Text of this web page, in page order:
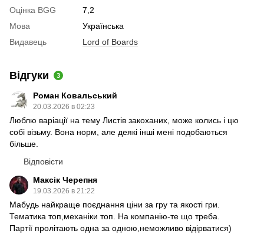
Оцінка BGG
7,2
Мова
Українська
Видавець
Lord of Boards
Відгуки 3
Роман Ковальський
20.03.2026 в 02:23
Люблю варіації на тему Листів закоханих, може колись і цю
собі візьму. Вона норм, але деякі інші мені подобаються
більше.
Відповісти
Максік Черепня
19.03.2026 в 21:22
Мабудь найкраще поєднання ціни за гру та якості гри.
Тематика топ,механіки топ. На компанію-те що треба.
Партії пролітають одна за одною,неможливо відірватися)